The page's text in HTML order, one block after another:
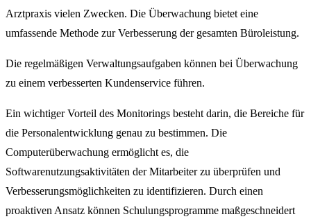
Arztpraxis vielen Zwecken. Die Überwachung bietet eine
umfassende Methode zur Verbesserung der gesamten Büroleistung.
Die regelmäßigen Verwaltungsaufgaben können bei Überwachung
zu einem verbesserten Kundenservice führen.
Ein wichtiger Vorteil des Monitorings besteht darin, die Bereiche für
die Personalentwicklung genau zu bestimmen. Die
Computerüberwachung ermöglicht es, die
Softwarenutzungsaktivitäten der Mitarbeiter zu überprüfen und
Verbesserungsmöglichkeiten zu identifizieren. Durch einen
proaktiven Ansatz können Schulungsprogramme maßgeschneidert